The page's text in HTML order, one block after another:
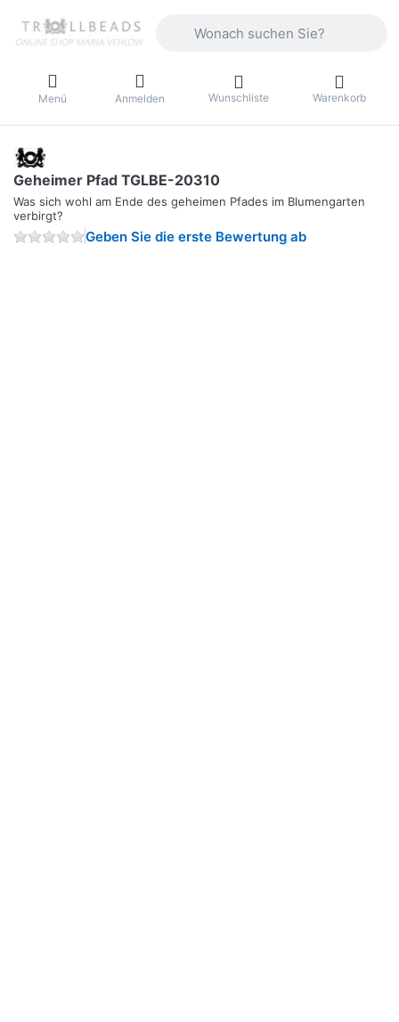
Menü Anmelden Wunschliste Warenkorb
Geheimer Pfad TGLBE-20310
Was sich wohl am Ende des geheimen Pfades im Blumengarten
verbirgt?
Geben Sie die erste Bewertung ab